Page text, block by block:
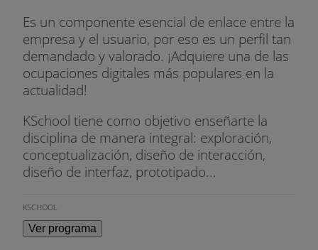
Es un componente esencial de enlace entre la
empresa y el usuario, por eso es un perfil tan
demandado y valorado. ¡Adquiere una de las
ocupaciones digitales más populares en la
actualidad!
KSchool tiene como objetivo enseñarte la
disciplina de manera integral: exploración,
conceptualización, diseño de interacción,
diseño de interfaz, prototipado...
KSCHOOL
Ver programa